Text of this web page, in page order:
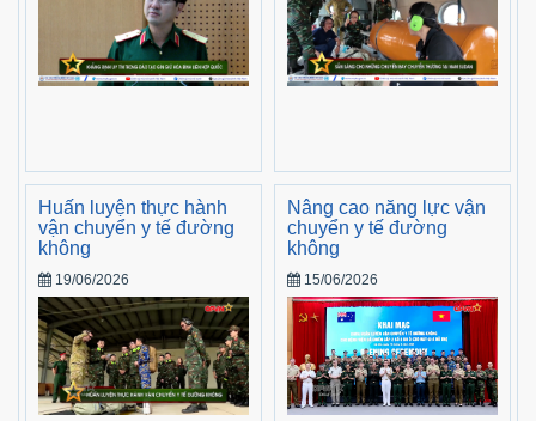
Huấn luyện thực hành
vận chuyển y tế đường
không
19/06/2026
Nâng cao năng lực vận
chuyển y tế đường
không
15/06/2026